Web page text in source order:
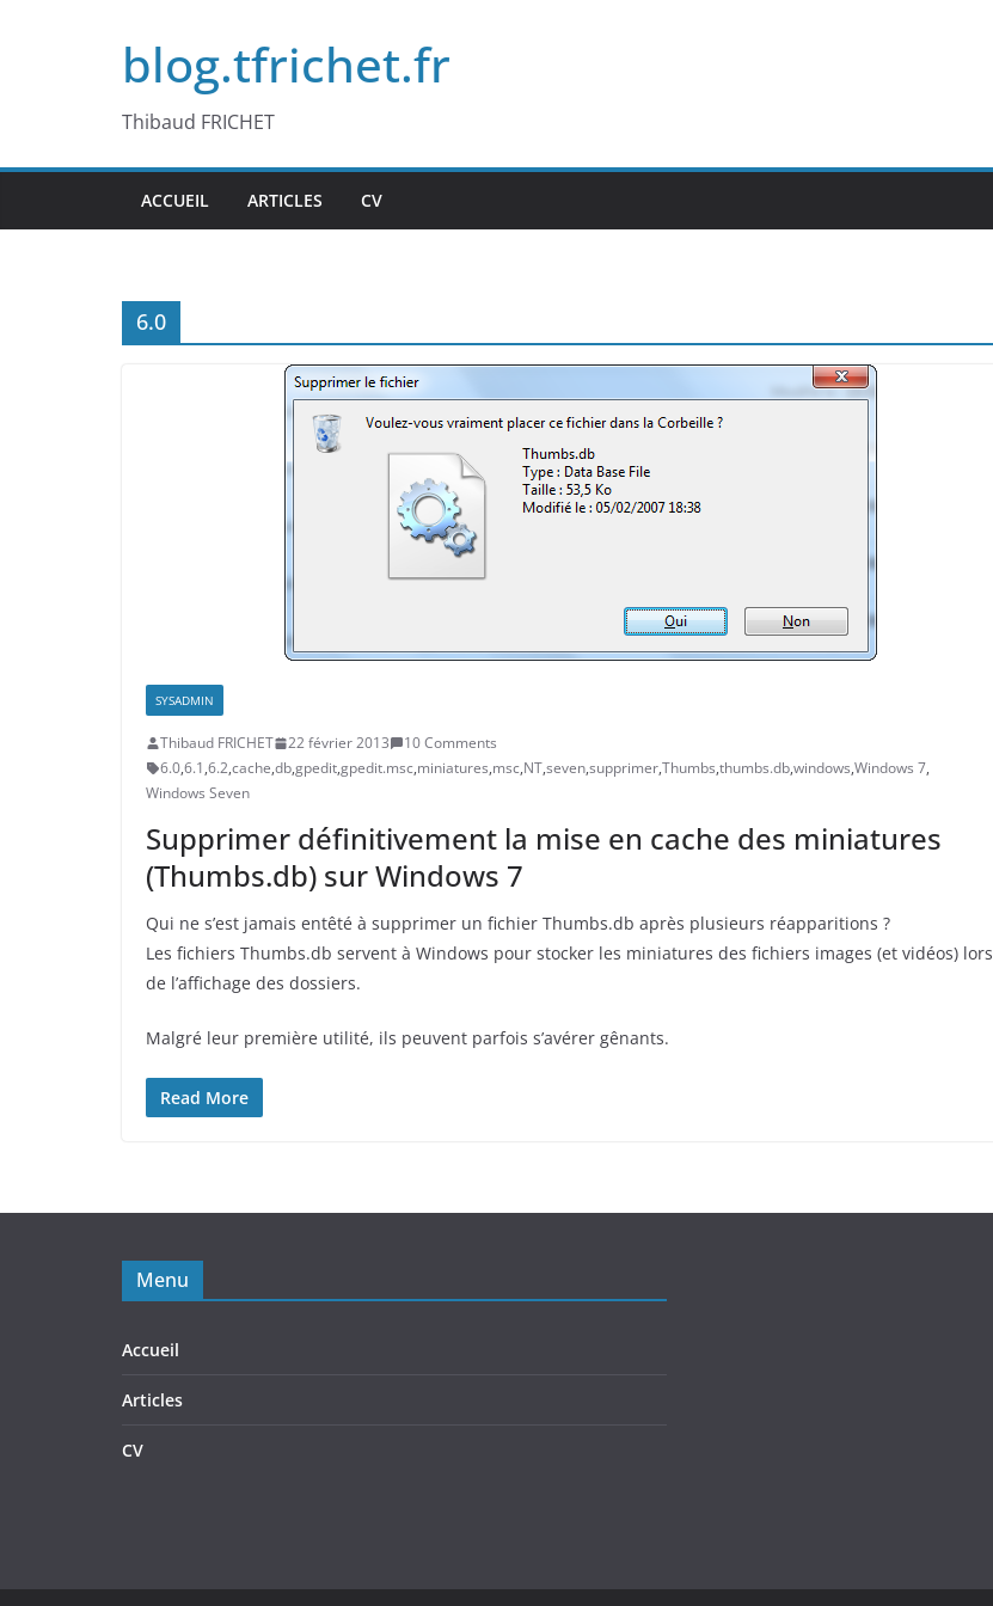
blog.tfrichet.fr
Thibaud FRICHET
ACCUEIL ARTICLES CV
6.0
SYSADMIN
Thibaud FRICHET 22 février 2013
10 Comments
6.0,6.1,6.2,cache,db,gpedit,gpedit.msc,miniatures,msc,NT,seven,supprimer,Thumbs,thumbs.db,windows,Windows 7,
Windows Seven
Supprimer définitivement la mise en cache des miniatures
(Thumbs.db) sur Windows 7
Qui ne s’est jamais entêté à supprimer un fichier Thumbs.db après plusieurs réapparitions ?
Les fichiers Thumbs.db servent à Windows pour stocker les miniatures des fichiers images (et vidéos) lors
de l’affichage des dossiers.
Malgré leur première utilité, ils peuvent parfois s’avérer gênants.
Read More
Menu
Accueil
Articles
CV